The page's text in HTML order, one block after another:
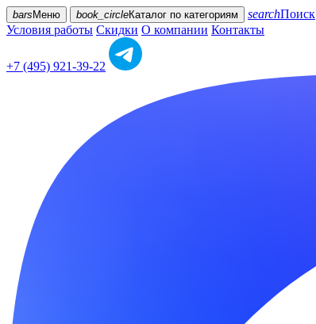
bars Меню book_circleКаталог по категориям searchПоиск
Условия работы Скидки О компании Контакты
+7 (495) 921-39-22